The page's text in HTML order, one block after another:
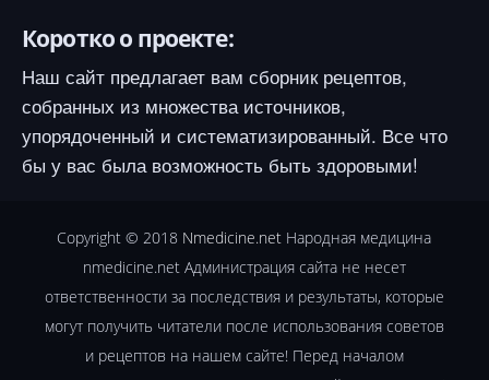
Коротко о проекте:
Наш сайт предлагает вам сборник рецептов,
собранных из множества источников,
упорядоченный и систематизированный. Все что
бы у вас была возможность быть здоровыми!
Copyright © 2018 Nmedicine.net Народная медицина
nmedicine.net Администрация сайта не несет
ответственности за последствия и результаты, которые
могут получить читатели после использования советов
и рецептов на нашем сайте! Перед началом